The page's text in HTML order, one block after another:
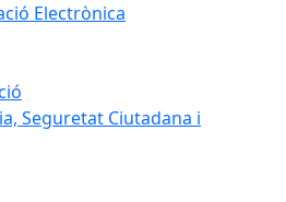
Electrònica
Seguretat Ciutadana i